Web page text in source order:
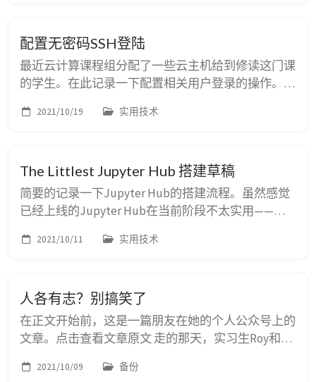
么项目组把我录取进来了（哈哈哈哈哈哈哈希望唐姐
不要看到这里，不过唐姐这么繁忙看到的几率确实很
少）。不过唐姐...
配置无密码SSH登陆
最近云计算课程组分配了一些云主机给到修读这门课
的学生。在此记录一下配置相关用户登录的操作。
生成密钥对。Ed25519的安全性在RSA～3000位左
ssh-keygen -t ed25519 -C "&lt;your-mail-address@e...
2021/10/19 实用技术
The Littlest Jupyter Hub 搭建草稿
简要的记录一下Jupyter Hub的搭建流程。虽然感觉
已经上线的Jupyter Hub在当前阶段不太实用——免
了。 这篇文章的许多内容参照官方的搭建教程，并
官方的定义，简而言之就是多用户线上的Jupyter
Notebook使...
2021/10/11 实用技术
人各有志？别搞笑了
在正文开始前，这是一篇朋友在她的个人公众号上的
文章。点击查看文章原文 走的那天，实习生Roy和
辞职了，不知道这次再见下次什么时候了。 “你怎么
2021/10/09 备份